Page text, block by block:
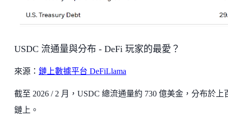
USDC 流通量與分布 - DeFi 玩家的最愛？
來源： 鏈上數據平台 DeFiLlama
截至 2026 / 2 月，USDC 總流通量約 730 億美金，分布於上
鏈上。